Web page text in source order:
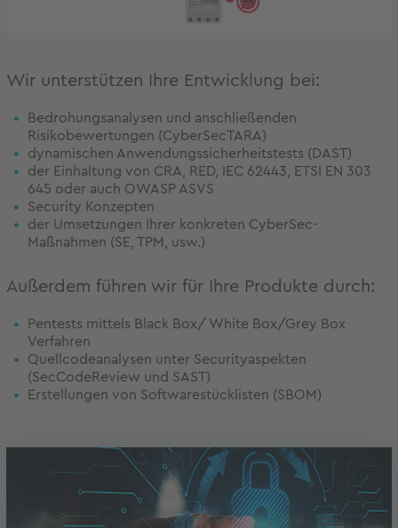
Wir unterstützen Ihre Entwicklung bei:
Bedrohungsanalysen und anschließenden
Risikobewertungen (CyberSecTARA)
dynamischen Anwendungssicherheitstests (DAST)
der Einhaltung von CRA, RED, IEC 62443, ETSI EN 303
645 oder auch OWASP ASVS
Security Konzepten
der Umsetzungen Ihrer konkreten CyberSec-
Maßnahmen (SE, TPM, usw.)
Außerdem führen wir für Ihre Produkte durch:
Pentests mittels Black Box/ White Box/Grey Box
Verfahren
Quellcodeanalysen unter Securityaspekten
(SecCodeReview und SAST)
Erstellungen von Softwarestücklisten (SBOM)